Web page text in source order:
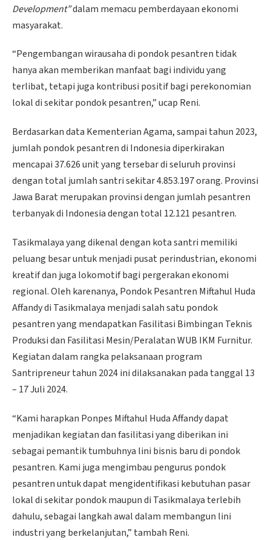
Development”dalam memacu pemberdayaan ekonomi
masyarakat.
“Pengembangan wirausaha di pondok pesantren tidak
hanya akan memberikan manfaat bagi individu yang
terlibat, tetapi juga kontribusi positif bagi perekonomian
lokal di sekitar pondok pesantren,” ucap Reni.
Berdasarkan data Kementerian Agama, sampai tahun 2023,
jumlah pondok pesantren di Indonesia diperkirakan
mencapai 37.626 unit yang tersebar di seluruh provinsi
dengan total jumlah santri sekitar 4.853.197 orang. Provinsi
Jawa Barat merupakan provinsi dengan jumlah pesantren
terbanyak di Indonesia dengan total 12.121 pesantren.
Tasikmalaya yang dikenal dengan kota santri memiliki
peluang besar untuk menjadi pusat perindustrian, ekonomi
kreatif dan juga lokomotif bagi pergerakan ekonomi
regional. Oleh karenanya, Pondok Pesantren Miftahul Huda
Affandy di Tasikmalaya menjadi salah satu pondok
pesantren yang mendapatkan Fasilitasi Bimbingan Teknis
Produksi dan Fasilitasi Mesin/Peralatan WUB IKM Furnitur.
Kegiatan dalam rangka pelaksanaan program
Santripreneur tahun 2024 ini dilaksanakan pada tanggal 13
– 17 Juli 2024.
“Kami harapkan Ponpes Miftahul Huda Affandy dapat
menjadikan kegiatan dan fasilitasi yang diberikan ini
sebagai pemantik tumbuhnya lini bisnis baru di pondok
pesantren. Kami juga mengimbau pengurus pondok
pesantren untuk dapat mengidentifikasi kebutuhan pasar
lokal di sekitar pondok maupun di Tasikmalaya terlebih
dahulu, sebagai langkah awal dalam membangun lini
industri yang berkelanjutan,” tambah Reni.